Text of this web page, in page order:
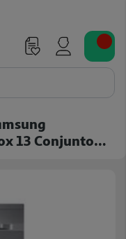
13 Conjuntos